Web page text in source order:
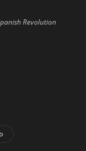
Revolution